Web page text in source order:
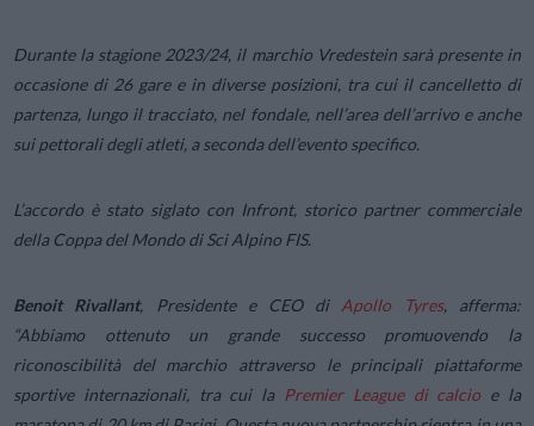
Durante la stagione 2023/24, il marchio Vredestein sarà presente in
occasione di 26 gare e in diverse posizioni, tra cui il cancelletto di
partenza, lungo il tracciato, nel fondale, nell’area dell’arrivo e anche
sui pettorali degli atleti, a seconda dell’evento specifico.
L’accordo è stato siglato con Infront, storico partner commerciale
della Coppa del Mondo di Sci Alpino FIS.
Benoit Rivallant, Presidente e CEO di Apollo Tyres, afferma:
“Abbiamo ottenuto un grande successo promuovendo la
riconoscibilità del marchio attraverso le principali piattaforme
sportive internazionali, tra cui la Premier League di calcio e la